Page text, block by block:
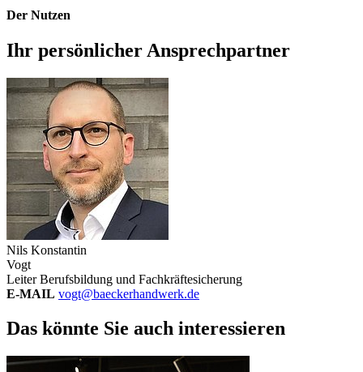
Der Nutzen
Ihr persönlicher Ansprechpartner
Nils Konstantin
Vogt
Leiter Berufsbildung und Fachkräftesicherung
E-MAIL vogt@baeckerhandwerk.de
Das könnte Sie auch interessieren